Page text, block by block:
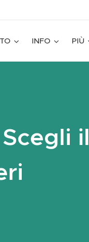
INFO PIÙ
Scegli il